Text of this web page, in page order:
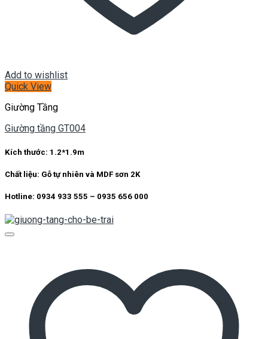
Add to wishlist
Quick View
Giường Tầng